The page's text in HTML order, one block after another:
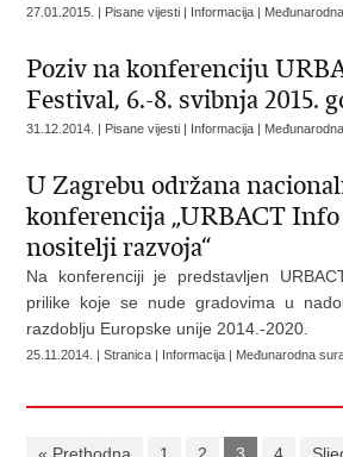
27.01.2015. | Pisane vijesti | Informacija |
Poziv na konferenciju
Festival, 6.-8. svibnja 2015.
31.12.2014. | Pisane vijesti | Informacija |
U Zagrebu održana
konferencija „URBACT
nositelji razvoja“
Na konferenciji je predstavljen
prilike koje se nude gradovima u
razdoblju Europske unije 2014.-2020.
25.11.2014. | Stranica | Informacija | Međunarodna